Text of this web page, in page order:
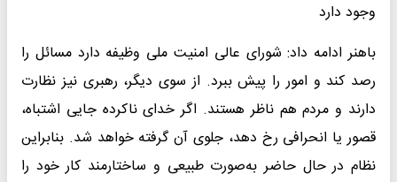
وجود دارد
باهنر ادامه داد: شورای عالی امنیت ملی وظیفه دارد مسائل را
رصد کند و امور را پیش ببرد. از سوی دیگر، رهبری نیز نظارت
دارند و مردم هم ناظر هستند. اگر خدای ناکرده جایی اشتباه،
قصور یا انحرافی رخ دهد، جلوی آن گرفته خواهد شد. بنابراین
نظام در حال حاضر به‌صورت طبیعی و ساختارمند کار خود را